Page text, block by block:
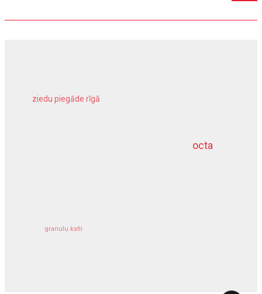
octa
ziedu piegāde rīgā
granulu katli
dziļurbums